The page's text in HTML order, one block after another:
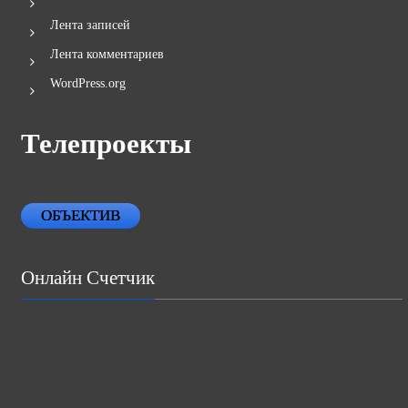
Лента записей
Лента комментариев
WordPress.org
Телепроекты
ОБЪЕКТИВ
Онлайн Счетчик